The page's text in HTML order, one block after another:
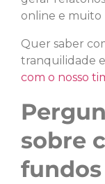
online e muito
Quer saber
tranquilidade
com o nosso
sobre